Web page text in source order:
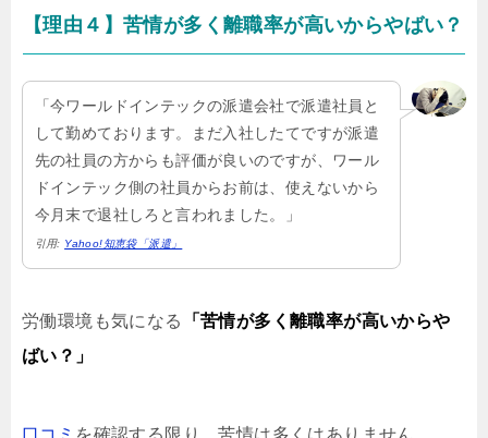
【理由４】苦情が多く離職率が高いからやばい？
「今ワールドインテックの派遣会社で派遣社員と
して勤めております。まだ入社したてですが派遣
先の社員の方からも評価が良いのですが、ワール
ドインテック側の社員からお前は、使えないから
今月末で退社しろと言われました。」
引用: Yahoo!知恵袋「派遣」
労働環境も気になる
「苦情が多く離職率が高いからや
ばい？」
口コミ を確認する限り、苦情は多くはありません。